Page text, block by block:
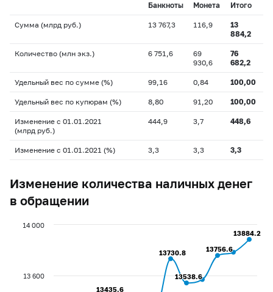
Банкноты Монета Итого
Сумма (млрд руб.) 13 767,3 116,9
13
884,2
Количество (млн экз.) 6 751,6
69
930,6
76
682,2
Удельный вес по сумме (%) 99,16 0,84 100,00
Удельный вес по купюрам (%) 8,80 91,20 100,00
Изменение с 01.01.2021
(млрд руб.)
444,9 3,7 448,6
Изменение с 01.01.2021 (%) 3,3 3,3 3,3
Изменение количества наличных денег
в обращении
13435.6
13435.6
13730.8
13730.8
13538.6
13538.6
13756.6
13756.6
13884.2
13884.2
13 600
14 000